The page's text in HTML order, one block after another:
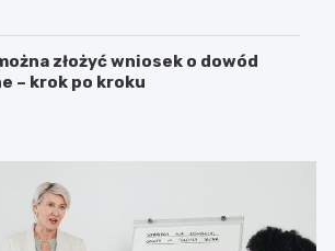
złożyć wniosek o dowód
– krok po kroku